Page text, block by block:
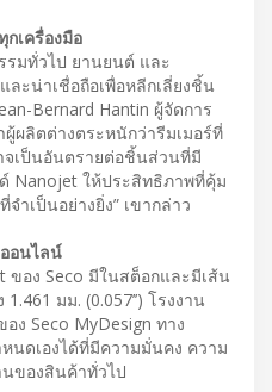
เครื่องมือ
รมทั่วไป ยานยนต์ และ
ะน่าเชื่อถือเพื่อหลีกเลี่ยงชิ้น
Bernard Hantin ผู้จัดการ
ผลิตต่างตระหนักว่ารีมเมอร์ที่
จเป็นอันตรายต่อชิ้นส่วนที่มี
Nanojet ให้ประสิทธิภาพที่คุ้ม
เป็นอย่างยิ่ง” เขากล่าว
อนไลน์
ของ Seco มีในสต็อกและมีเส้น
มม. (0.057’’) โรงงาน
ง Seco MyDesign ทาง
นดเองได้ที่มีความมั่นคง ความ
ของสินค้าทั่วไป